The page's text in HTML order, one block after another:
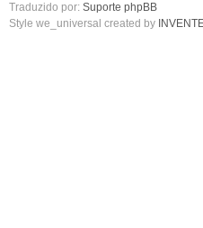
Traduzido por: Suporte phpBB
Style we_universal created by